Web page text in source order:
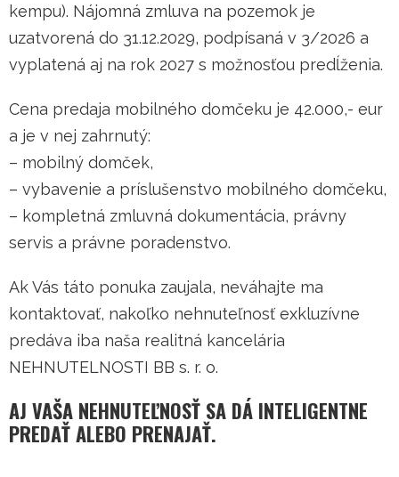
kempu). Nájomná zmluva na pozemok je
uzatvorená do 31.12.2029, podpísaná v 3/2026 a
vyplatená aj na rok 2027 s možnosťou predĺženia.
Cena predaja mobilného domčeku je 42.000,- eur
a je v nej zahrnutý:
– mobilný domček,
– vybavenie a príslušenstvo mobilného domčeku,
– kompletná zmluvná dokumentácia, právny
servis a právne poradenstvo.
Ak Vás táto ponuka zaujala, neváhajte ma
kontaktovať, nakoľko nehnuteľnosť exkluzívne
predáva iba naša realitná kancelária
NEHNUTELNOSTI BB s. r. o.
AJ VAŠA NEHNUTEĽNOSŤ SA DÁ INTELIGENTNE
PREDAŤ ALEBO PRENAJAŤ.